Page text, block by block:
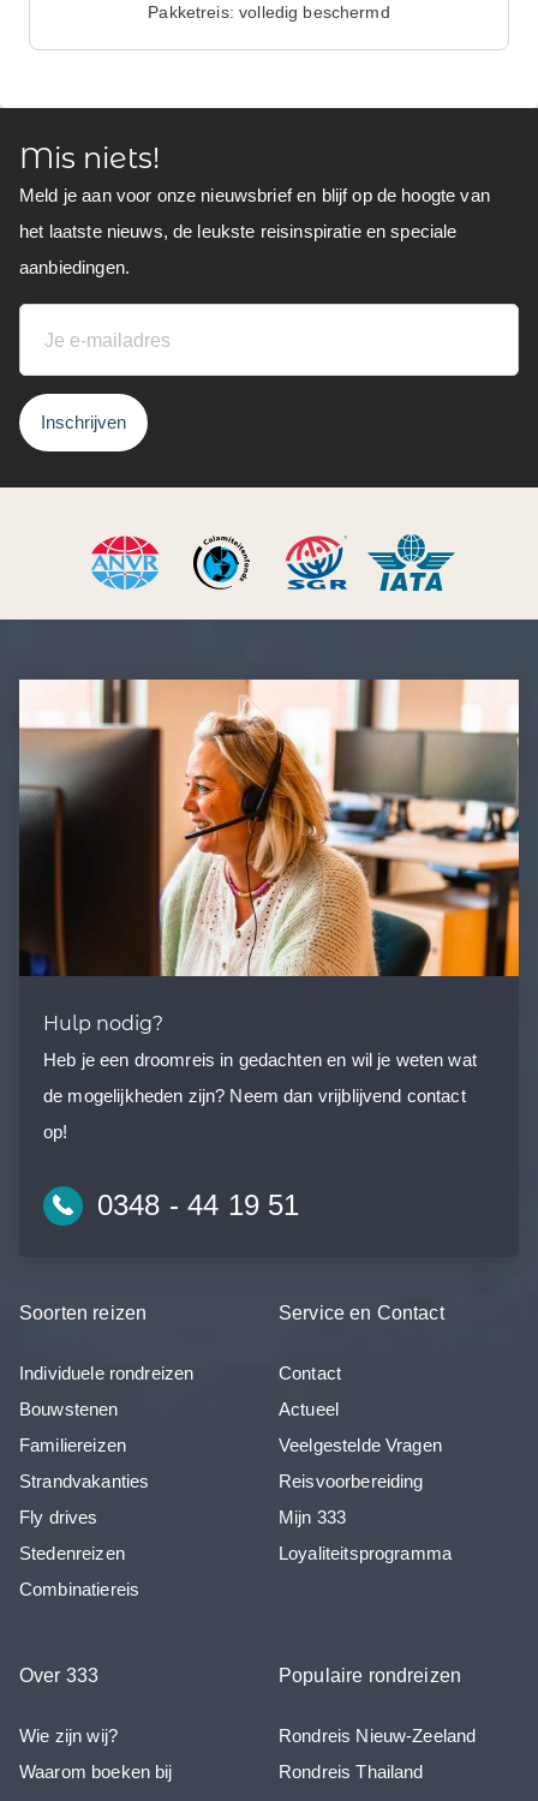
Pakketreis: volledig beschermd
Mis niets!
Meld je aan voor onze nieuwsbrief en blijf op de hoogte van
het laatste nieuws, de leukste reisinspiratie en speciale
aanbiedingen.
Inschrijven
Hulp nodig?
Heb je een droomreis in gedachten en wil je weten wat
de mogelijkheden zijn? Neem dan vrijblijvend contact
op!
0348 - 44 19 51
Soorten reizen
Individuele rondreizen
Bouwstenen
Familiereizen
Strandvakanties
Fly drives
Stedenreizen
Combinatiereis
Service en Contact
Contact
Actueel
Veelgestelde Vragen
Reisvoorbereiding
Mijn 333
Loyaliteitsprogramma
Over 333
Wie zijn wij?
Waarom boeken bij
Populaire rondreizen
Rondreis Nieuw-Zeeland
Rondreis Thailand